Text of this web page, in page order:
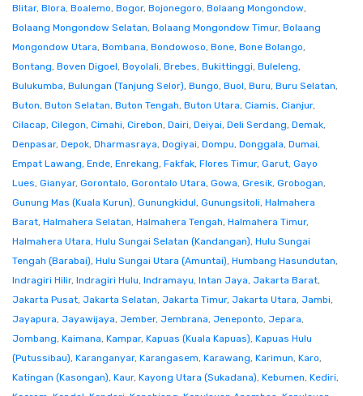
Blitar, Blora, Boalemo, Bogor, Bojonegoro, Bolaang Mongondow,
Bolaang Mongondow Selatan, Bolaang Mongondow Timur, Bolaang
Mongondow Utara, Bombana, Bondowoso, Bone, Bone Bolango,
Bontang, Boven Digoel, Boyolali, Brebes, Bukittinggi, Buleleng,
Bulukumba, Bulungan (Tanjung Selor), Bungo, Buol, Buru, Buru Selatan,
Buton, Buton Selatan, Buton Tengah, Buton Utara, Ciamis, Cianjur,
Cilacap, Cilegon, Cimahi, Cirebon, Dairi, Deiyai, Deli Serdang, Demak,
Denpasar, Depok, Dharmasraya, Dogiyai, Dompu, Donggala, Dumai,
Empat Lawang, Ende, Enrekang, Fakfak, Flores Timur, Garut, Gayo
Lues, Gianyar, Gorontalo, Gorontalo Utara, Gowa, Gresik, Grobogan,
Gunung Mas (Kuala Kurun), Gunungkidul, Gunungsitoli, Halmahera
Barat, Halmahera Selatan, Halmahera Tengah, Halmahera Timur,
Halmahera Utara, Hulu Sungai Selatan (Kandangan), Hulu Sungai
Tengah (Barabai), Hulu Sungai Utara (Amuntai), Humbang Hasundutan,
Indragiri Hilir, Indragiri Hulu, Indramayu, Intan Jaya, Jakarta Barat,
Jakarta Pusat, Jakarta Selatan, Jakarta Timur, Jakarta Utara, Jambi,
Jayapura, Jayawijaya, Jember, Jembrana, Jeneponto, Jepara,
Jombang, Kaimana, Kampar, Kapuas (Kuala Kapuas), Kapuas Hulu
(Putussibau), Karanganyar, Karangasem, Karawang, Karimun, Karo,
Katingan (Kasongan), Kaur, Kayong Utara (Sukadana), Kebumen, Kediri,